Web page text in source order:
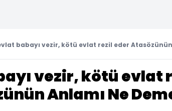
babayı vezir, kötü evlat rezil eder Atasözünün
vezir, kötü evlat
Anlamı Ne